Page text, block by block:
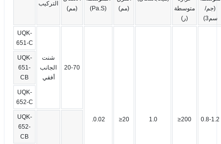
التركيب
(مم)
(Pa.S)
(مم)
متوسطة
(ر)
(جم/
سم3)
UQK-
651-C
شنت
الجانب
أفقي
20-70
.0.02 ≥20 1.0 ≥200 0.8-1.2
UQK-
651-
CB
UQK-
652-C
UQK-
652-
CB